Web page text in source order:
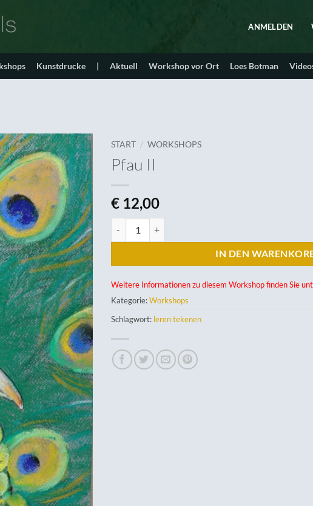
ANMELDEN
Kunstdrucke | Aktuell Workshop vor Ort Loes Botman
START / WORKSHOPS
Pfau II
€ 12,00
IN DEN
Weitere Informationen zu diesem Workshop finden Sie
Kategorie:Workshops
Schlagwort: leren tekenen